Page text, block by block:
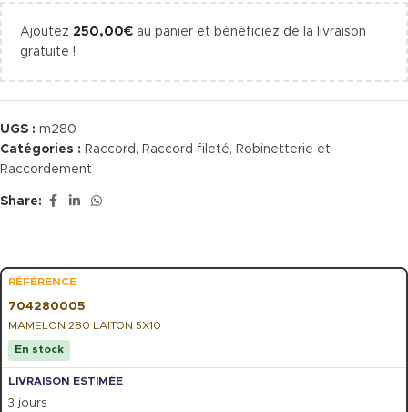
Ajoutez 250,00€ au panier et bénéficiez de la livraison
gratuite !
UGS : m280
Catégories : Raccord , Raccord fileté, Robinetterie et
Raccordement
Share:
704280005
MAMELON 280 LAITON 5X10
En stock
3 jours